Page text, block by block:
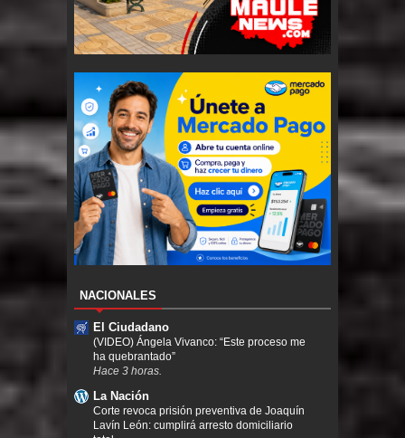
NACIONALES
El Ciudadano
(VIDEO) Ángela Vivanco: “Este proceso me
ha quebrantado”
Hace 3 horas.
La Nación
Corte revoca prisión preventiva de Joaquín
Lavín León: cumplirá arresto domiciliario